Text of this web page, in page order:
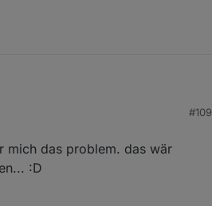
alle nachbilden will.
letzte Detail ins stylesheet schreiben.
#109
mich das problem. das wär
:D